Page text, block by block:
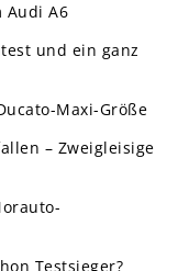
Audi A6
und ein ganz
Maxi-Größe
– Zweigleisige
Testsieger?